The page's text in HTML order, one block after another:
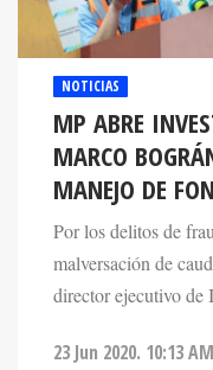
NOTICIAS
MP ABRE
MARCO
MANEJO DE
Por los delitos de
malversación de
director ejecutivo de